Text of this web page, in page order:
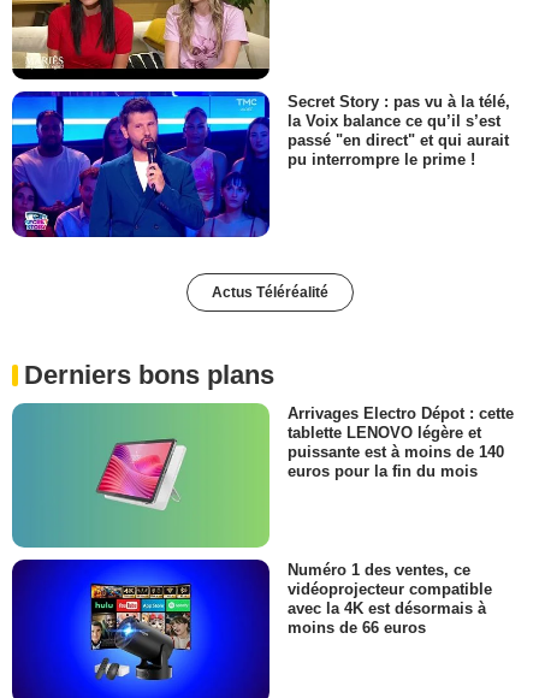
Secret Story : pas vu à la télé,
la Voix balance ce qu’il s’est
passé "en direct" et qui aurait
pu interrompre le prime !
Actus Téléréalité
Derniers bons plans
Arrivages Electro Dépot : cette
tablette LENOVO légère et
puissante est à moins de 140
euros pour la fin du mois
Numéro 1 des ventes, ce
vidéoprojecteur compatible
avec la 4K est désormais à
moins de 66 euros